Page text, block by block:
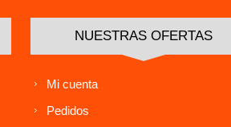
NUESTRAS OFERTAS
Mi cuenta
Pedidos